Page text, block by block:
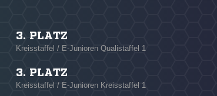
3. PLATZ
Kreisstaffel / E-Junioren Qualistaffel 1
3. PLATZ
Kreisstaffel / E-Junioren Kreisstaffel 1